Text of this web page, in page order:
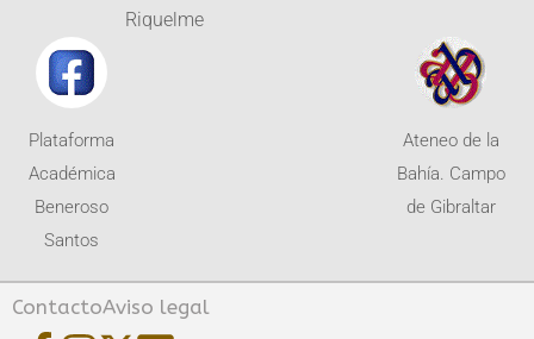
Riquelme
Plataforma
Académica
Beneroso
Santos
Ateneo de la
Bahía. Campo
de Gibraltar
ContactoAviso legal